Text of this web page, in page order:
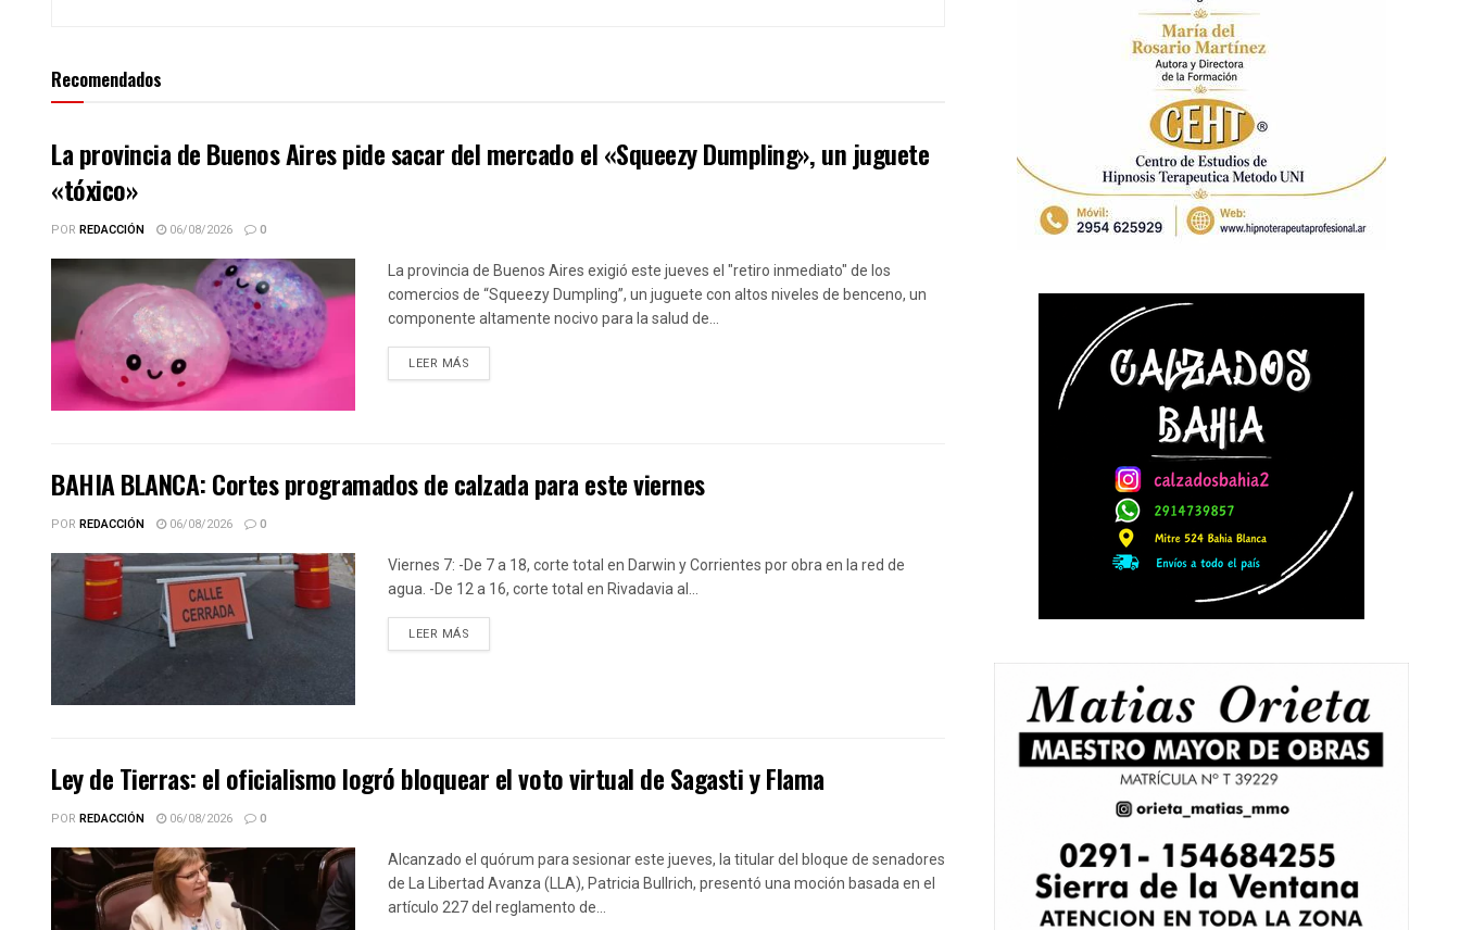
Recomendados
La provincia de Buenos Aires pide sacar del mercado el «Squeezy Dumpling», un juguete
«tóxico»
POR REDACCIÓN 06/08/2026 0
La provincia de Buenos Aires exigió este jueves el "retiro inmediato" de los
comercios de “Squeezy Dumpling”, un juguete con altos niveles de benceno, un
componente altamente nocivo para la salud de...
LEER MÁS
BAHIA BLANCA: Cortes programados de calzada para este viernes
POR REDACCIÓN 06/08/2026 0
Viernes 7: -De 7 a 18, corte total en Darwin y Corrientes por obra en la red de
agua. -De 12 a 16, corte total en Rivadavia al...
LEER MÁS
Ley de Tierras: el oficialismo logró bloquear el voto virtual de Sagasti y Flama
POR REDACCIÓN 06/08/2026 0
Alcanzado el quórum para sesionar este jueves, la titular del bloque de senadores
de La Libertad Avanza (LLA), Patricia Bullrich, presentó una moción basada en el
artículo 227 del reglamento de...